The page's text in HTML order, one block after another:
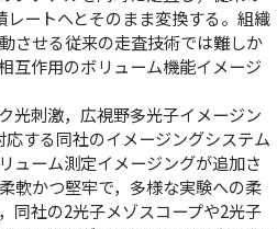
ートへとそのまま変換する。組織
させる従来の走査技術では難しか
互作用のボリューム機能イメージ
光刺激，広視野多光子イメージン
する同社のイメージングシステム
ューム測定イメージングが追加さ
軟かつ堅牢で，多様な実験への柔
同社の2光子メゾスコープや2光子